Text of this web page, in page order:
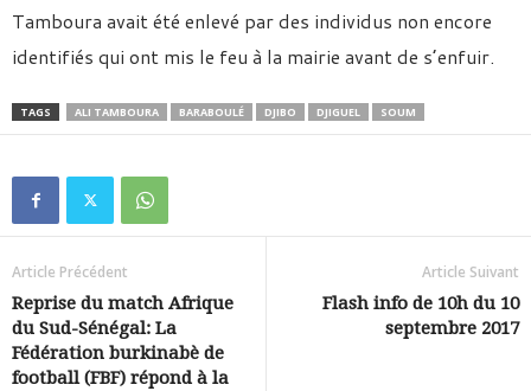
Tamboura avait été enlevé par des individus non encore
identifiés qui ont mis le feu à la mairie avant de s’enfuir.
TAGS ALI TAMBOURA BARABOULÉ DJIBO DJIGUEL SOUM
Article Précédent
Reprise du match Afrique
du Sud-Sénégal: La
Fédération burkinabè de
football (FBF) répond à la
Article Suivant
Flash info de 10h du 10
septembre 2017